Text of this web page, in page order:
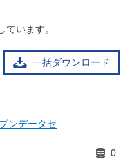
ています。
一括ダウンロード
ンデータセ
0